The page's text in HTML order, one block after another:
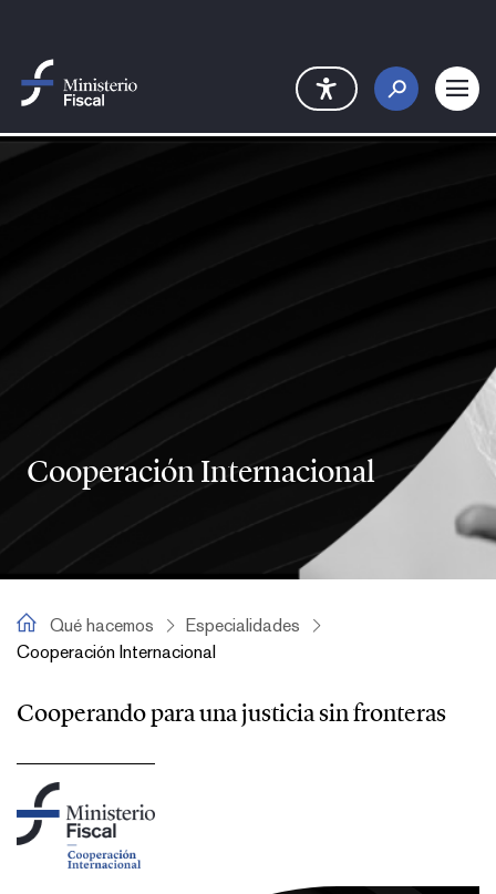
Cooperación Internacional
Qué hacemos
Qué hacemos
Especialidades
Cooperación Internacional
Cooperación Internacional
Cooperando para una justicia sin fronteras